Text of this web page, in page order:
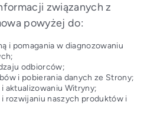
związanych z
powyżej do:
i pomagania w diagnozowaniu
odbiorców;
i pobierania danych ze Strony;
aktualizowaniu Witryny;
rozwijaniu naszych produktów i